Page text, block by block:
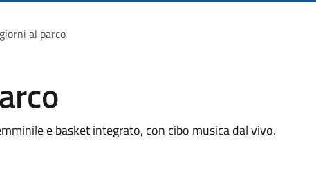
al parco
e basket integrato, con cibo musica dal vivo.